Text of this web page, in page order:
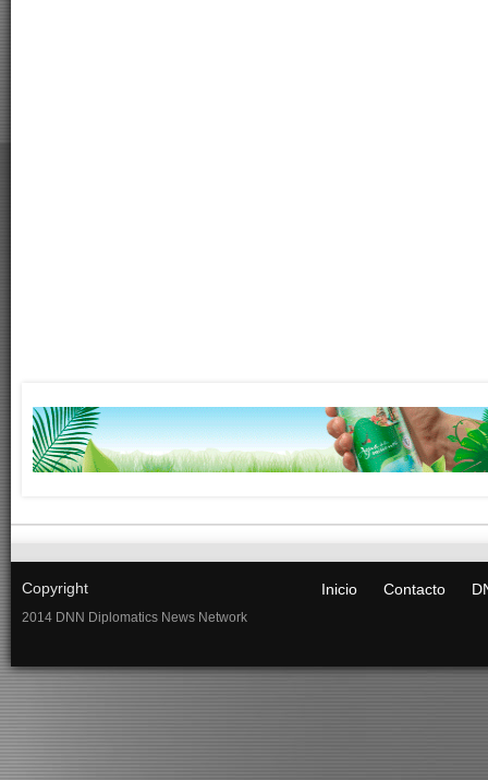
Copyright
2014 DNN Diplomatics News Network
Inicio Contacto